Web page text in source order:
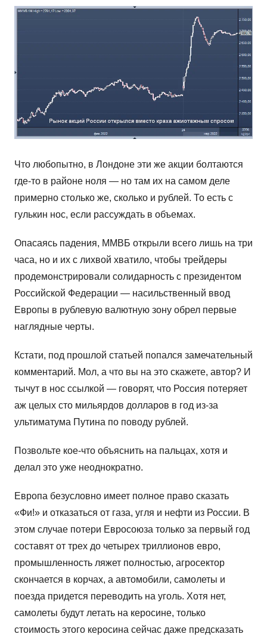
Что любопытно, в Лондоне эти же акции болтаются
где-то в районе ноля — но там их на самом деле
примерно столько же, сколько и рублей. То есть с
гулькин нос, если рассуждать в объемах.
Опасаясь падения, ММВБ открыли всего лишь на три
часа, но и их с лихвой хватило, чтобы трейдеры
продемонстрировали солидарность с президентом
Российской Федерации — насильственный ввод
Европы в рублевую валютную зону обрел первые
наглядные черты.
Кстати, под прошлой статьей попался замечательный
комментарий. Мол, а что вы на это скажете, автор? И
тычут в нос ссылкой — говорят, что Россия потеряет
аж целых сто мильярдов долларов в год из-за
ультиматума Путина по поводу рублей.
Позвольте кое-что объяснить на пальцах, хотя и
делал это уже неоднократно.
Европа безусловно имеет полное право сказать
«Фи!» и отказаться от газа, угля и нефти из России. В
этом случае потери Евросоюза только за первый год
составят от трех до четырех триллионов евро,
промышленность ляжет полностью, агросектор
скончается в корчах, а автомобили, самолеты и
поезда придется переводить на уголь. Хотя нет,
самолеты будут летать на керосине, только
стоимость этого керосина сейчас даже предсказать